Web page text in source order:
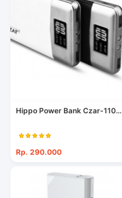
Hippo Power Bank Czar-110...
Rp. 290.000